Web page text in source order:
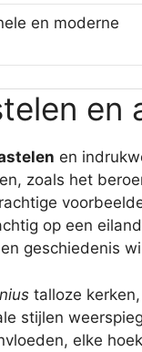
en moderne
en
en
zoals het
op een
geschiedenis
talloze
stijlen
elke